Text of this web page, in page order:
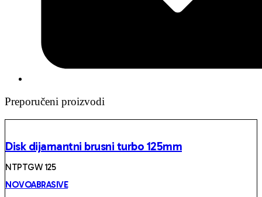
Preporučeni proizvodi
Disk dijamantni brusni turbo 125mm
NTPTGW 125
NOVOABRASIVE